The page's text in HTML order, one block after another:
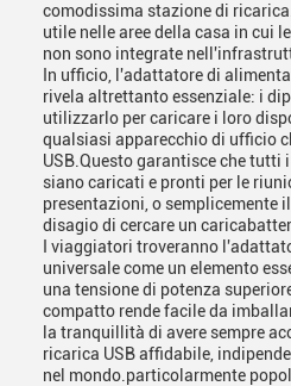
comodissima stazione di
utile nelle aree della casa in cui
non sono integrate
In ufficio, l'adattatore di
rivela altrettanto essenziale: i
utilizzarlo per caricare i loro
qualsiasi apparecchio di ufficio
USB.Questo garantisce che tutti
siano caricati e pronti per le
presentazioni, o semplicemente
disagio di cercare un
I viaggiatori troveranno
universale come un elemento
una tensione di potenza
compatto rende facile da
la tranquillità di avere sempre
ricarica USB affidabile,
nel mondo.particolarmente